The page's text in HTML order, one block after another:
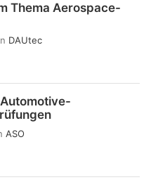
Thema Aerospace-
DAUtec
ASO